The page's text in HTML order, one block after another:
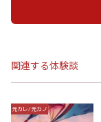
関連する体験談
元カレ/元カノ